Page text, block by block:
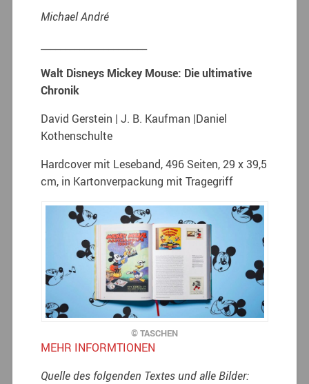
Michael André
Walt Disneys Mickey Mouse: Die ultimative
Chronik
David Gerstein | J. B. Kaufman |Daniel
Kothenschulte
Hardcover mit Leseband, 496 Seiten, 29 x 39,5
cm, in Kartonverpackung mit Tragegriff
© TASCHEN
MEHR INFORMTIONEN
Quelle des folgenden Textes und alle Bilder: